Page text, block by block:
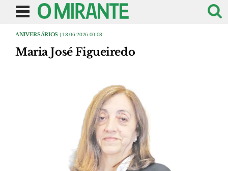
ANIVERSÁRIOS | 13-06-2026 00:03
Maria José Figueiredo